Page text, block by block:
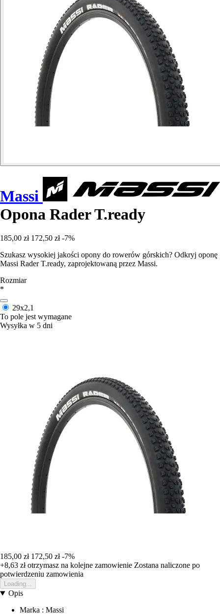
Massi
Opona Rader T.ready
185,00 zł 172,50 zł -7%
Szukasz wysokiej jakości opony do rowerów górskich? Odkryj oponę
Massi Rader T.ready, zaprojektowaną przez Massi.
Rozmiar
*
29x2,1
To pole jest wymagane
Wysyłka w 5 dni
185,00 zł 172,50 zł -7%
+8,63 złotrzymasz na kolejne zamowienie Zostana naliczone po
potwierdzeniu zamowienia
Loading...
Opis
Marka : Massi